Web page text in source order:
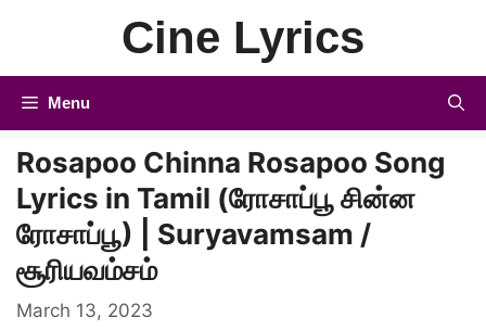
Cine Lyrics
Menu
Rosapoo Chinna Rosapoo Song
Lyrics in Tamil (ரோசாப்பூ சின்ன
ரோசாப்பூ) | Suryavamsam /
சூரியவம்சம்
March 13, 2023